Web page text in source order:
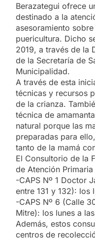
Berazategui ofrece
destinado a la
asesoramiento
puericultura. Dicho
2019, a través de la
de la Secretaría de
Municipalidad.
A través de esta
técnicas y recursos
de la crianza.
técnica de
natural porque las
preparadas para
tanto de la mamá
El Consultorio de la
de Atención
-CAPS Nº 1 Doctor
entre 131 y 132): los
-CAPS Nº 6 (Calle
Mitre): los lunes a
Además, estos
centros de